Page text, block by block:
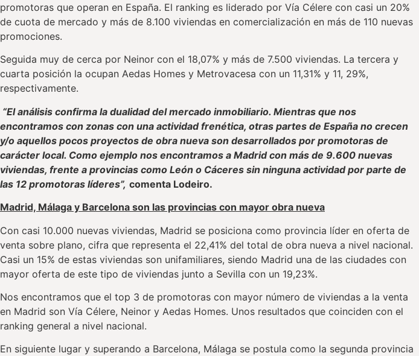
promotoras que operan en España. El ranking es liderado por Vía Célere con casi un 20%
de cuota de mercado y más de 8.100 viviendas en comercialización en más de 110 nuevas
promociones.
Seguida muy de cerca por Neinor con el 18,07% y más de 7.500 viviendas. La tercera y
cuarta posición la ocupan Aedas Homes y Metrovacesa con un 11,31% y 11, 29%,
respectivamente.
“El análisis confirma la dualidad del mercado inmobiliario. Mientras que nos
encontramos con zonas con una actividad frenética, otras partes de España no crecen
y/o aquellos pocos proyectos de obra nueva son desarrollados por promotoras de
carácter local. Como ejemplo nos encontramos a Madrid con más de 9.600 nuevas
viviendas, frente a provincias como León o Cáceres sin ninguna actividad por parte de
las 12 promotoras líderes”, comenta Lodeiro.
Madrid, Málaga y Barcelona son las provincias con mayor obra nueva
Con casi 10.000 nuevas viviendas, Madrid se posiciona como provincia líder en oferta de
venta sobre plano, cifra que representa el 22,41% del total de obra nueva a nivel nacional.
Casi un 15% de estas viviendas son unifamiliares, siendo Madrid una de las ciudades con
mayor oferta de este tipo de viviendas junto a Sevilla con un 19,23%.
Nos encontramos que el top 3 de promotoras con mayor número de viviendas a la venta
en Madrid son Vía Célere, Neinor y Aedas Homes. Unos resultados que coinciden con el
ranking general a nivel nacional.
En siguiente lugar y superando a Barcelona, Málaga se postula como la segunda provincia